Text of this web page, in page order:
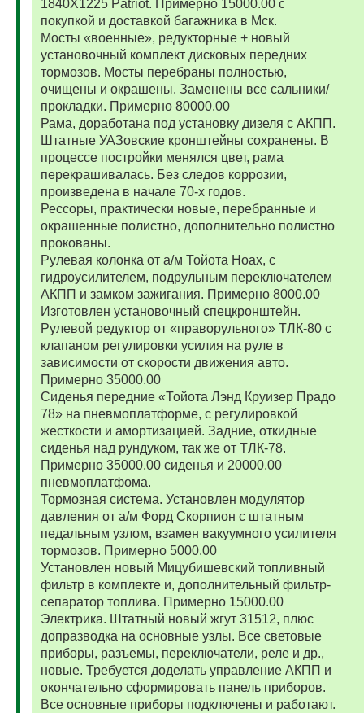
1840Х1225 Patriot. Примерно 15000.00 с
покупкой и доставкой багажника в Мск.
Мосты «военные», редукторные + новый
установочный комплект дисковых передних
тормозов. Мосты перебраны полностью,
очищены и окрашены. Заменены все сальники/
прокладки. Примерно 80000.00
Рама, доработана под установку дизеля с АКПП.
Штатные УАЗовские кронштейны сохранены. В
процессе постройки менялся цвет, рама
перекрашивалась. Без следов коррозии,
произведена в начале 70-х годов.
Рессоры, практически новые, перебранные и
окрашенные полистно, дополнительно полистно
прокованы.
Рулевая колонка от а/м Тойота Ноах, с
гидроусилителем, подрульным переключателем
АКПП и замком зажигания. Примерно 8000.00
Изготовлен установочный спецкронштейн.
Рулевой редуктор от «праворульного» ТЛК-80 с
клапаном регулировки усилия на руле в
зависимости от скорости движения авто.
Примерно 35000.00
Сиденья передние «Тойота Лэнд Круизер Прадо
78» на пневмоплатформе, с регулировкой
жесткости и амортизацией. Задние, откидные
сиденья над рундуком, так же от ТЛК-78.
Примерно 35000.00 сиденья и 20000.00
пневмоплатфома.
Тормозная система. Установлен модулятор
давления от а/м Форд Скорпион с штатным
педальным узлом, взамен вакуумного усилителя
тормозов. Примерно 5000.00
Установлен новый Мицубишевский топливный
фильтр в комплекте и, дополнительный фильтр-
сепаратор топлива. Примерно 15000.00
Электрика. Штатный новый жгут 31512, плюс
допразводка на основные узлы. Все световые
приборы, разъемы, переключатели, реле и др.,
новые. Требуется доделать управление АКПП и
окончательно сформировать панель приборов.
Все основные приборы подключены и работают.